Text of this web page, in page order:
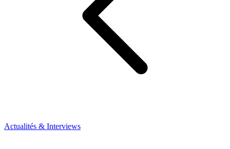
Actualités & Interviews